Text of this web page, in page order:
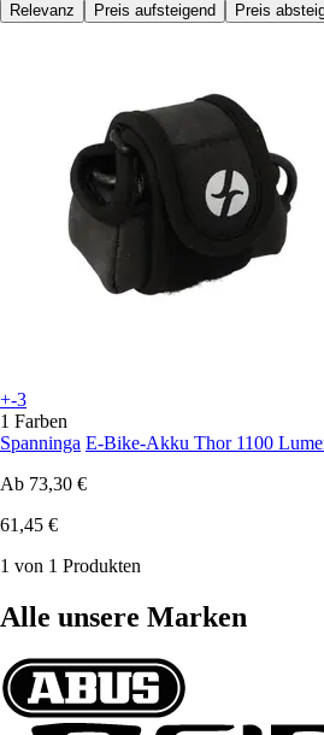
Relevanz
Preis aufsteigend Preis
+-3
1 Farben
Spanninga E-Bike-Akku Thor 1100
Ab 73,30 €
61,45 €
1 von 1 Produkten
Alle unsere Marken